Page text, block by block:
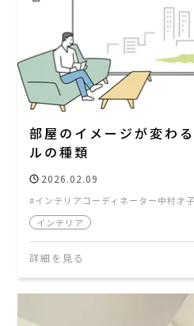
部屋のイメージが変わ
ルの種類
2026.02.09
インテリアコーディネーター中村才子
インテリア
詳細を見る